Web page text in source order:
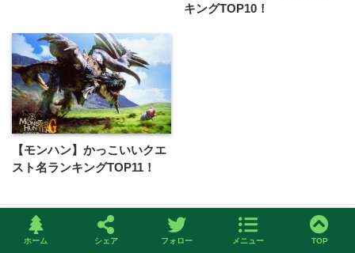
キングTOP10！
【モンハン】かっこいいクエ
スト名ランキングTOP11！
コメントを残す
ホーム シェア フォロー メニュー TOP